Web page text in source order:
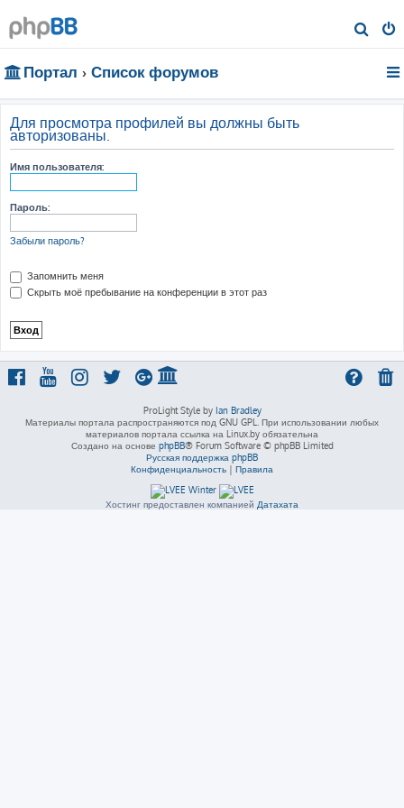
о
Портал Список форумов
Для просмотра профилей вы должны быть
авторизованы.
Имя пользователя:
Пароль:
Забыли пароль?
Запомнить меня
Скрыть моё пребывание на конференции в этот раз
ProLight Style by Ian Bradley
Материалы портала распространяются под GNU GPL. При использовании любых
материалов портала ссылка на Linux.by обязательна
Создано на основе phpBB® Forum Software © phpBB Limited
Русская поддержка phpBB
Конфиденциальность | Правила
Хостинг предоставлен компанией Датахата